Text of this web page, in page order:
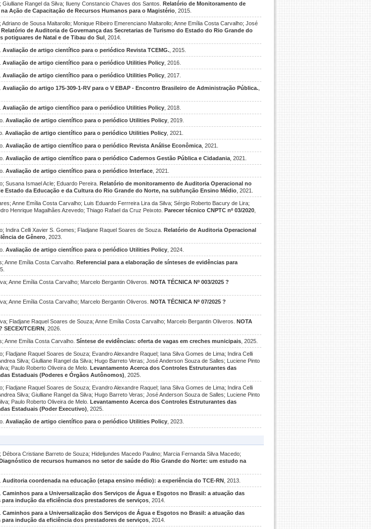
Rangel da Silva; Ilueny Constancio Chaves dos Santos. Relatório de Monitoramento de
Ação de Capacitação de Recursos Humanos para o Magistério , 2015.
de Sousa Maltarollo; Monique Ribeiro Emerenciano Maltarollo; Anne Emília Costa Carvalho; José
Relatório de Auditoria de Governança das Secretarias de Turismo do Estado do Rio Grande do
potiguares de Natal e de Tibau do Sul , 2014.
Avaliação de artigo científico para o periódico Revista TCEMG. , 2015.
Avaliação de artigo científico para o periódico Utilities Policy , 2016.
Avaliação de artigo científico para o periódico Utilities Policy , 2017.
Avaliação do artigo 175-309-1-RV para o V EBAP - Encontro Brasileiro de Administração Pública.
Avaliação de artigo científico para o periódico Utilities Policy , 2018.
Avaliação de artigo científico para o periódico Utilities Policy , 2019.
Avaliação de artigo científico para o periódico Utilities Policy , 2021.
Avaliação de artigo científico para o periódico Revista Análise Econômica , 2021.
Avaliação de artigo científico para o periódico Cadernos Gestão Pública e Cidadania , 2021.
Avaliação de artigo científico para o periódico Interface , 2021.
Susana Ismael Acle; Eduardo Pereira. Relatório de monitoramento de Auditoria Operacional no
Estado da Educação e da Cultura do Rio Grande do Norte, na subfunção Ensino Médio , 2021.
Anne Emília Costa Carvalho; Luis Eduardo Ferrreira Lira da Silva; Sérgio Roberto Bacury de Lira;
Henrique Magalhães Azevedo; Thiago Rafael da Cruz Peixoto.Parecer técnico CNPTC nº 03/2020
Indira Celli Xavier S. Gomes; Fladjane Raquel Soares de Souza. Relatório de Auditoria Operacional
de Gênero , 2023.
Avaliação de artigo científico para o periódico Utilities Policy , 2024.
Anne Emília Costa Carvalho. Referencial para a elaboração de sínteses de evidências para
Anne Emília Costa Carvalho; Marcelo Bergantin Oliveros. NOTA TÉCNICA Nº 003/2025 ?
Anne Emília Costa Carvalho; Marcelo Bergantin Oliveros. NOTA TÉCNICA Nº 07/2025 ?
Fladjane Raquel Soares de Souza; Anne Emília Costa Carvalho; Marcelo Bergantin Oliveros. NOTA
SECEX/TCE/RN , 2026.
Anne Emília Costa Carvalho. Síntese de evidências: oferta de vagas em creches municipais , 2025.
Fladjane Raquel Soares de Souza; Evandro Alexandre Raquel; Iana Silva Gomes de Lima; Indira Celli
Silva; Giulliane Rangel da Silva; Hugo Barreto Veras; José Anderson Souza de Salles; Luciene Pinto
Paulo Roberto Oliveira de Melo.Levantamento Acerca dos Controles Estruturantes das
Estaduais (Poderes e Órgãos Autônomos) , 2025.
Fladjane Raquel Soares de Souza; Evandro Alexandre Raquel; Iana Silva Gomes de Lima; Indira Celli
Silva; Giulliane Rangel da Silva; Hugo Barreto Veras; José Anderson Souza de Salles; Luciene Pinto
Paulo Roberto Oliveira de Melo.Levantamento Acerca dos Controles Estruturantes das
Estaduais (Poder Executivo) , 2025.
Avaliação de artigo científico para o periódico Utilities Policy , 2023.
Débora Cristiane Barreto de Souza; Hideljundes Macedo Paulino; Marcia Fernanda Silva Macedo;
de recursos humanos no setor de saúde do Rio Grande do Norte: um estudo na
Auditoria coordenada na educação (etapa ensino médio): a experiência do TCE-RN , 2013.
Caminhos para a Universalização dos Serviços de Água e Esgotos no Brasil: a atuação das
indução da eficiência dos prestadores de serviços , 2014.
Caminhos para a Universalização dos Serviços de Água e Esgotos no Brasil: a atuação das
indução da eficiência dos prestadores de serviços , 2014.